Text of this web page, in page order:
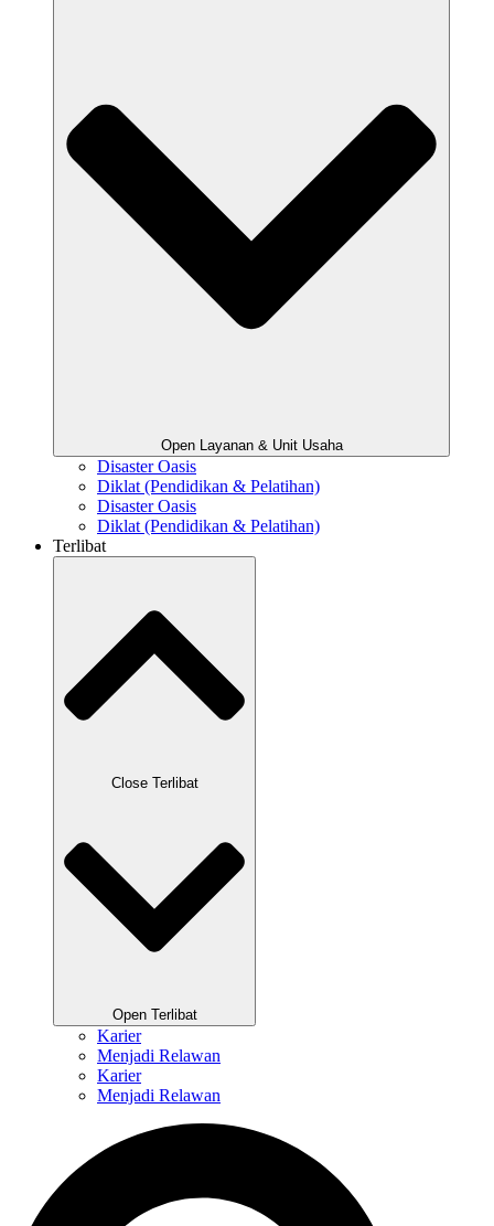
Open Layanan & Unit Usaha
Disaster Oasis
Diklat (Pendidikan & Pelatihan)
Disaster Oasis
Diklat (Pendidikan & Pelatihan)
Terlibat
Close Terlibat
Open Terlibat
Karier
Menjadi Relawan
Karier
Menjadi Relawan